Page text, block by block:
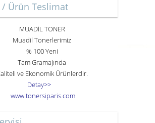
/ Ürün Teslimat
MUADİL TONER
Muadil Tonerlerimiz
% 100 Yeni
Tam Gramajında
ve Ekonomik Ürünlerdir.
Detay>>
www.tonersiparis.com